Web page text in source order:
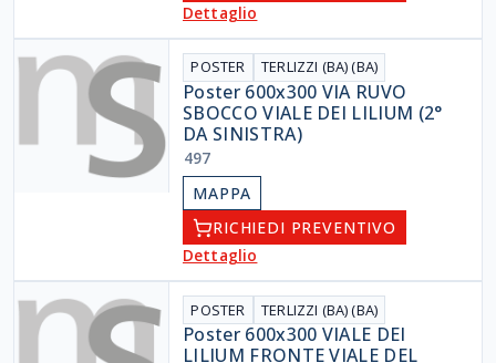
Dettaglio
POSTER TERLIZZI (BA) (BA)
Poster 600x300 VIA RUVO
SBOCCO VIALE DEI LILIUM (2°
DA SINISTRA)
497
MAPPA
RICHIEDI PREVENTIVO
Dettaglio
POSTER TERLIZZI (BA) (BA)
Poster 600x300 VIALE DEI
LILIUM FRONTE VIALE DEL